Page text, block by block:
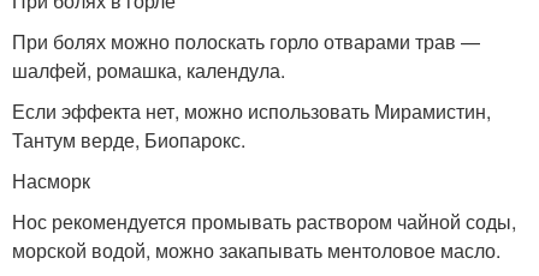
При болях можно полоскать горло отварами трав —
шалфей, ромашка, календула.
Если эффекта нет, можно использовать Мирамистин,
Тантум верде, Биопарокс.
Насморк
Нос рекомендуется промывать раствором чайной соды,
морской водой, можно закапывать ментоловое масло.